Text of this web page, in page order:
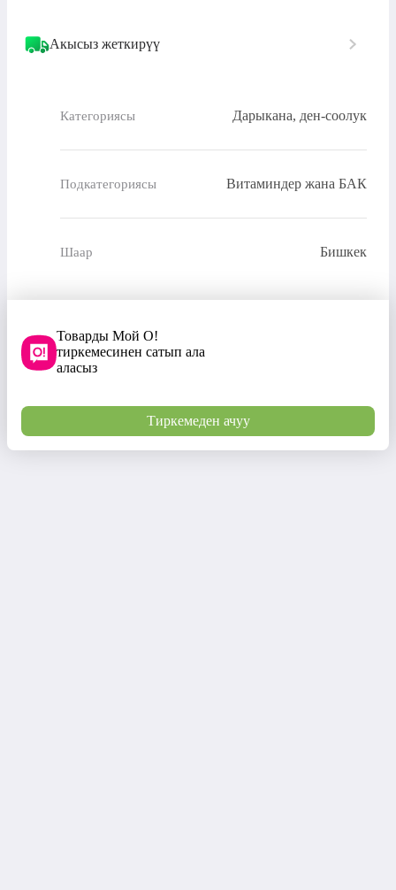
Акысыз жеткирүү
Категориясы Дарыкана, ден-соолук
Подкатегориясы Витаминдер жана БАК
Шаар Бишкек
Товарды Мой О!
тиркемесинен сатып ала
аласыз
Тиркемеден ачуу